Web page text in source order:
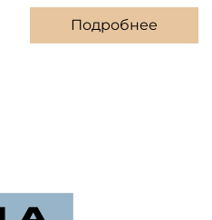
Подробнее